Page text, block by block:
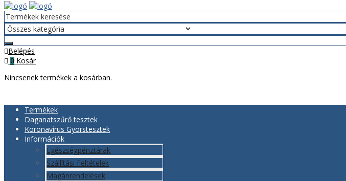
Menü
Belépés
0 Kosár
Nincsenek termékek a kosárban.
Termékek
Daganatszűrő tesztek
Koronavírus Gyorstesztek
Információk
Egészségpénztárak
Szállítási Feltételek
Magánrendelések